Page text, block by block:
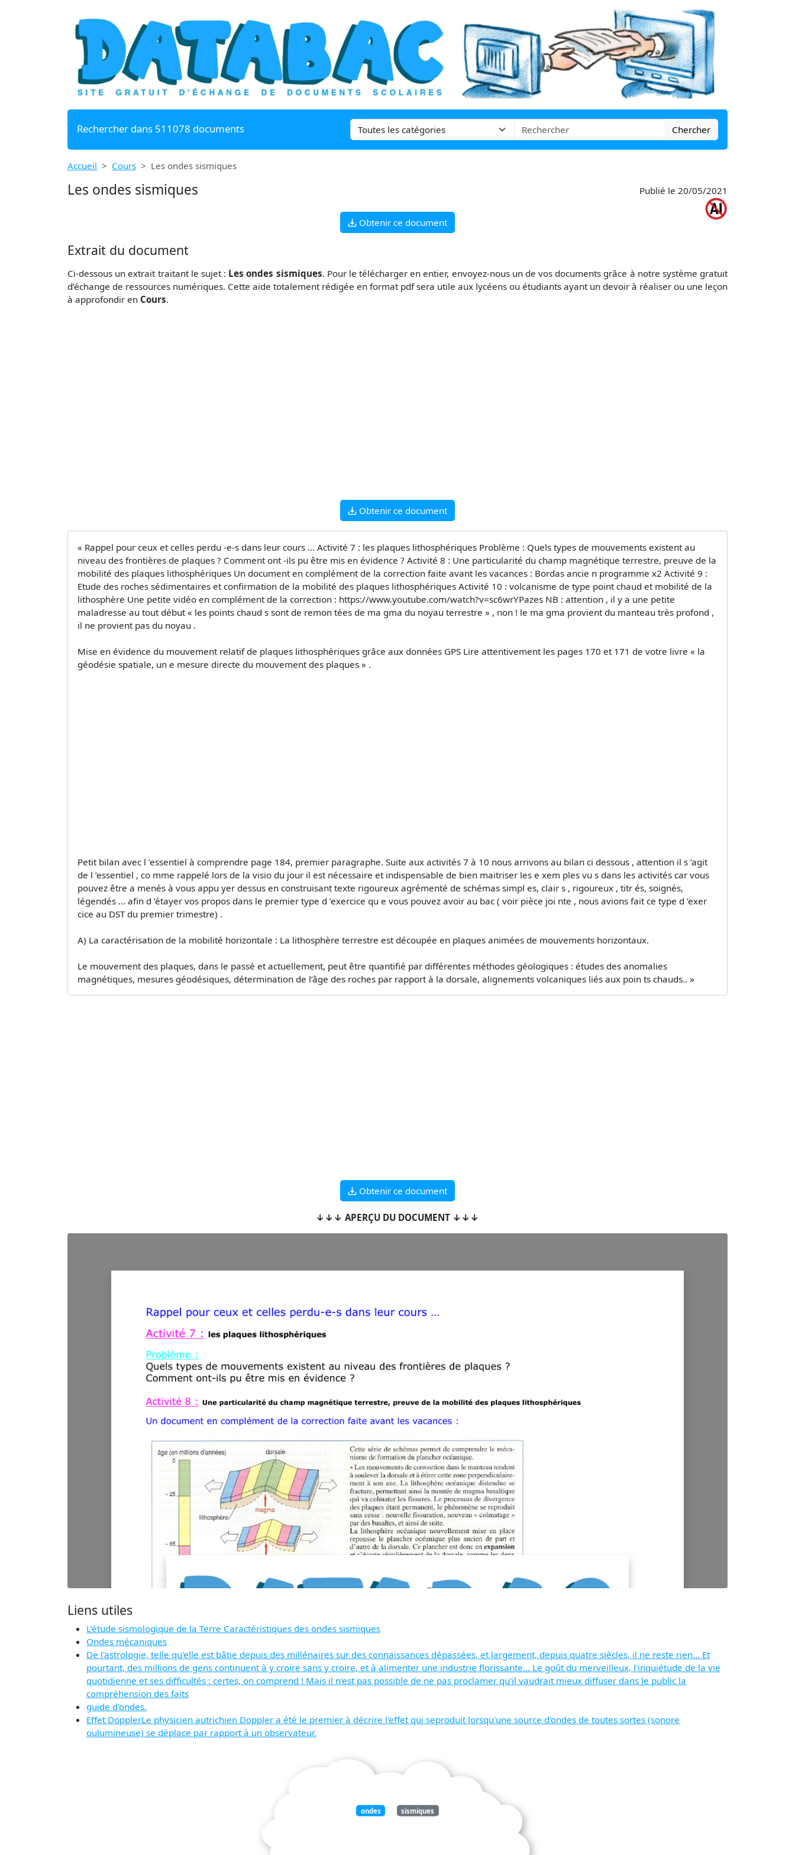
Rechercher dans 511078 documents Chercher
Accueil Cours Les ondes sismiques
Les ondes sismiques Publié le 20/05/2021
Obtenir ce document
Extrait du document
Ci-dessous un extrait traitant le sujet : Les ondes sismiques. Pour le télécharger en entier, envoyez-nous un de vos documents grâce à notre système gratuit
d’échange de ressources numériques. Cette aide totalement rédigée en format pdf sera utile aux lycéens ou étudiants ayant un devoir à réaliser ou une leçon
à approfondir en Cours.
Obtenir ce document
« Rappel pour ceux et celles perdu -e-s dans leur cours … Activité 7 : les plaques lithosphériques Problème : Quels types de mouvements existent au
niveau des frontières de plaques ? Comment ont -ils pu être mis en évidence ? Activité 8 : Une particularité du champ magnétique terrestre, preuve de la
mobilité des plaques lithosphériques Un document en complément de la correction faite avant les vacances : Bordas ancie n programme x2 Activité 9 :
Etude des roches sédimentaires et confirmation de la mobilité des plaques lithosphériques Activité 10 : volcanisme de type point chaud et mobilité de la
lithosphère Une petite vidéo en complément de la correction : https://www.youtube.com/watch?v=sc6wrYPazes NB : attention , il y a une petite
maladresse au tout début « les points chaud s sont de remon tées de ma gma du noyau terrestre » , non ! le ma gma provient du manteau très profond ,
il ne provient pas du noyau .
Mise en évidence du mouvement relatif de plaques lithosphériques grâce aux données GPS Lire attentivement les pages 170 et 171 de votre livre « la
géodésie spatiale, un e mesure directe du mouvement des plaques » .
Petit bilan avec l ’essentiel à comprendre page 184, premier paragraphe. Suite aux activités 7 à 10 nous arrivons au bilan ci dessous , attention il s ’agit
de l ’essentiel , co mme rappelé lors de la visio du jour il est nécessaire et indispensable de bien maitriser les e xem ples vu s dans les activités car vous
pouvez être a menés à vous appu yer dessus en construisant texte rigoureux agrémenté de schémas simpl es, clair s , rigoureux , titr és, soignés,
légendés … afin d ’étayer vos propos dans le premier type d ’exercice qu e vous pouvez avoir au bac ( voir pièce joi nte , nous avions fait ce type d ’exer
cice au DST du premier trimestre) .
A) La caractérisation de la mobilité horizontale : La lithosphère terrestre est découpée en plaques animées de mouvements horizontaux.
Le mouvement des plaques, dans le passé et actuellement, peut être quantifié par différentes méthodes géologiques : études des anomalies
magnétiques, mesures géodésiques, détermination de l’âge des roches par rapport à la dorsale, alignements volcaniques liés aux poin ts chauds.. »
Obtenir ce document
↓↓↓ APERÇU DU DOCUMENT ↓↓↓
Liens utiles
L’étude sismologique de la Terre Caractéristiques des ondes sismiques
Ondes mécaniques
De l'astrologie, telle qu'elle est bâtie depuis des millénaires sur des connaissances dépassées, et largement, depuis quatre siècles, il ne reste rien... Et
pourtant, des millions de gens continuent à y croire sans y croire, et à alimenter une industrie florissante... Le goût du merveilleux, l'inquiétude de la vie
quotidienne et ses difficultés : certes, on comprend ! Mais il n'est pas possible de ne pas proclamer qu'il vaudrait mieux diffuser dans le public la
compréhension des faits
guide d'ondes.
Effet DopplerLe physicien autrichien Doppler a été le premier à décrire l'effet qui seproduit lorsqu'une source d'ondes de toutes sortes (sonore
oulumineuse) se déplace par rapport à un observateur.
ondes sismiques